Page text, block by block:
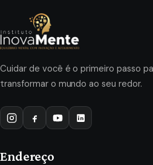
Cuidar de você é o primeiro passo
transformar o mundo ao seu redor.
Endereço